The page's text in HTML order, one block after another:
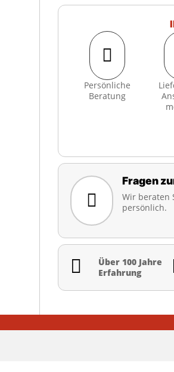

Persönliche
Beratung

Fragen
Wir beraten
persönlich.

Über 100 Jahre
Erfahrung